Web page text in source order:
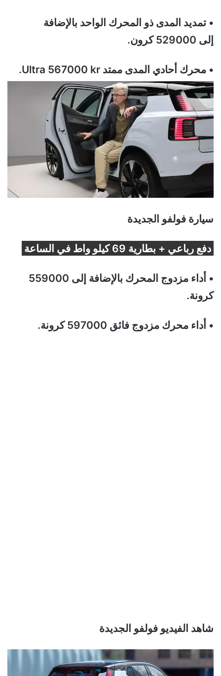
• تمديد المدى ذو المحرك الواحد بالإضافة
إلى 529000 كرون.
• محرك أحادي المدى ممتد Ultra 567000 kr.
سيارة فولفو الجديدة
دفع رباعي + بطارية 69 كيلو واط في الساعة
• أداء مزدوج المحرك بالإضافة إلى 559000
كرونة.
• أداء محرك مزدوج فائق 597000 كرونة.
شاهد الفيديو فولفو الجديدة